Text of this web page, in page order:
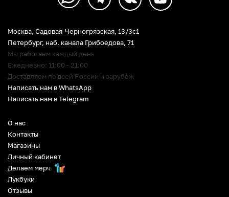
О нас
Контакты
Магазины
Личный кабинет
Делаем мерч
Лукбуки
Отзывы
Москва, Садовая-Черногрязская, 13/3c1
Петербург, наб. канала Грибоедова, 71
Мы работаем каждый день
Ежедневно: 11:00 - 21:00
Доставляем по всей России и зарубеж
Написать нам в WhatsApp
Написать нам в Telegram